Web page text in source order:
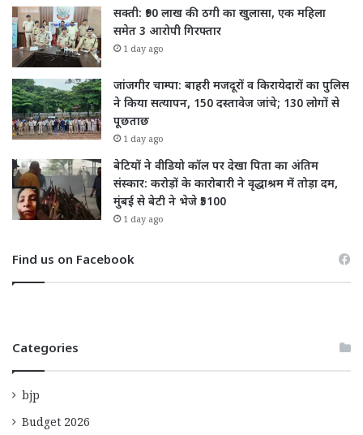
सक्ती: ₹90 लाख की ठगी का खुलासा, एक महिला
समेत 3 आरोपी गिरफ्तार
1 day ago
जांजगीर चाम्पा: बाहरी मजदूरों व किरायेदारों का पुलिस
ने किया सत्यापन, 150 दस्तावेज जांचे; 130 लोगों से
पूछताछ
1 day ago
बेटियों ने वीडियो कॉल पर देखा पिता का अंतिम
संस्कार: करोड़ों के कारोबारी ने वृद्धाश्रम में तोड़ा दम,
मुंबई से बेटी ने भेजे ₹5100
1 day ago
Find us on Facebook
Categories
bjp
Budget 2026